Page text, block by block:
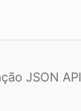
JSON API